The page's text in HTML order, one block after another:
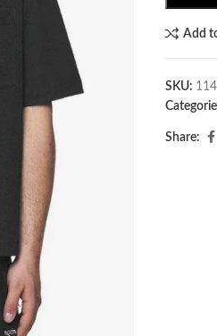
Add
SKU:
Share: